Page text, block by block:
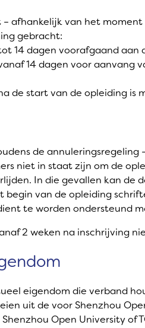
afhankelijk van het
gebracht:
14 dagen voorafgaand aan
14 dagen voor aanvang
de start van de opleiding is
de
niet in staat zijn om de
In die gevallen kan
begin van de opleiding
te worden ondersteund
2 weken na inschrijving
eigendom die verband
uit de voor Shenzhou
Open University of